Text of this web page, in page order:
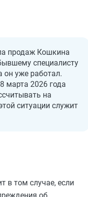
продаж Кошкина
специалисту
он уже работал.
марта 2026 года
на
ситуации служит
в том случае, если